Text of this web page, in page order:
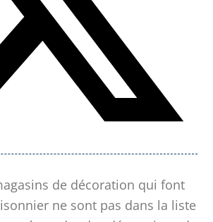
de décoration qui font
ne sont pas dans la liste